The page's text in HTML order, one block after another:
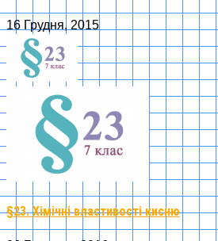
16 Грудня, 2015
§23. Хімічні властивості кисню